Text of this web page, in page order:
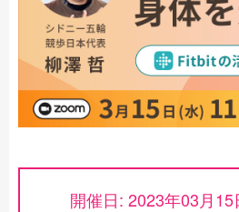
開催日: 2023年03月